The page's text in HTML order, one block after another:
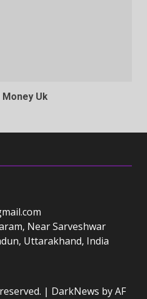
Money Uk
Near Sarveshwar
Uttarakhand, India
| DarkNews by AF